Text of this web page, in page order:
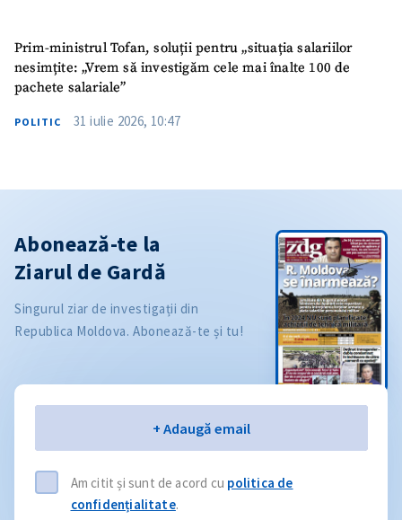
Prim-ministrul Tofan, soluții pentru „situația salariilor
nesimțite: „Vrem să investigăm cele mai înalte 100 de
pachete salariale”
POLITIC 31 iulie 2026, 10:47
Abonează-te la
Ziarul de Gardă
Singurul ziar de investigații din
Republica Moldova. Abonează-te și tu!
+ Adaugă email
Am citit și sunt de acord cu politica de
confidențialitate.